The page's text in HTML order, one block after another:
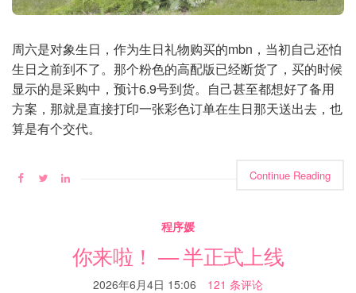
周六是对象生日，作为生日礼物购买的mbn，当初自己还怕
生日之前到不了。那个粉色的高配版已经断货了，买的时候
显示的是采购中，预计6.9号到货。自己甚至都想好了备用
方案，那就是直接打印一张彩色订单在生日那天送出去，也
算是有个交代。
Continue Reading
程序媛
你来啦！ — 半正式上线
2026年6月4日 15:06 121 条评论